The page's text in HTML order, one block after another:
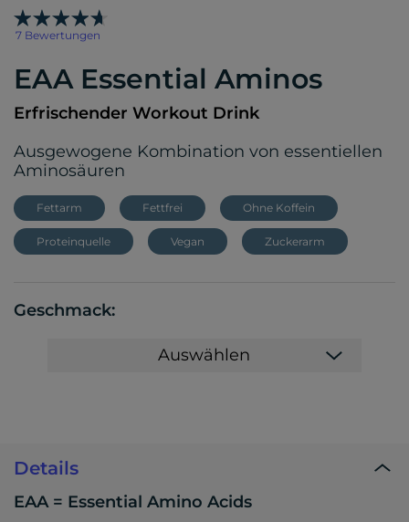
7 Bewertungen
EAA Essential Aminos
Erfrischender Workout Drink
Ausgewogene Kombination von essentiellen
Aminosäuren
Fettarm Fettfrei Ohne Koffein
Proteinquelle Vegan Zuckerarm
Geschmack:
Auswählen
Details
EAA = Essential Amino Acids